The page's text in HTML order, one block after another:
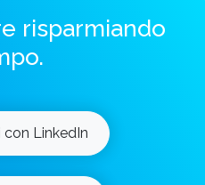
risparmiando
con LinkedIn